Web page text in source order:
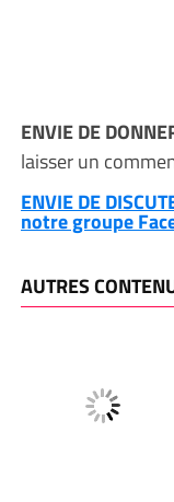
ENVIE DE
laisser un
ENVIE DE
notre groupe
AUTRES